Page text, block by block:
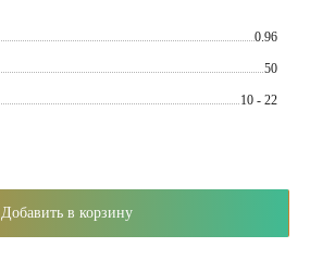
0.96
50
10 - 22
Добавить в корзину